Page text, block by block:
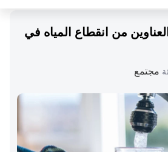
23 °
من انقطاع المياه في
مجتمع